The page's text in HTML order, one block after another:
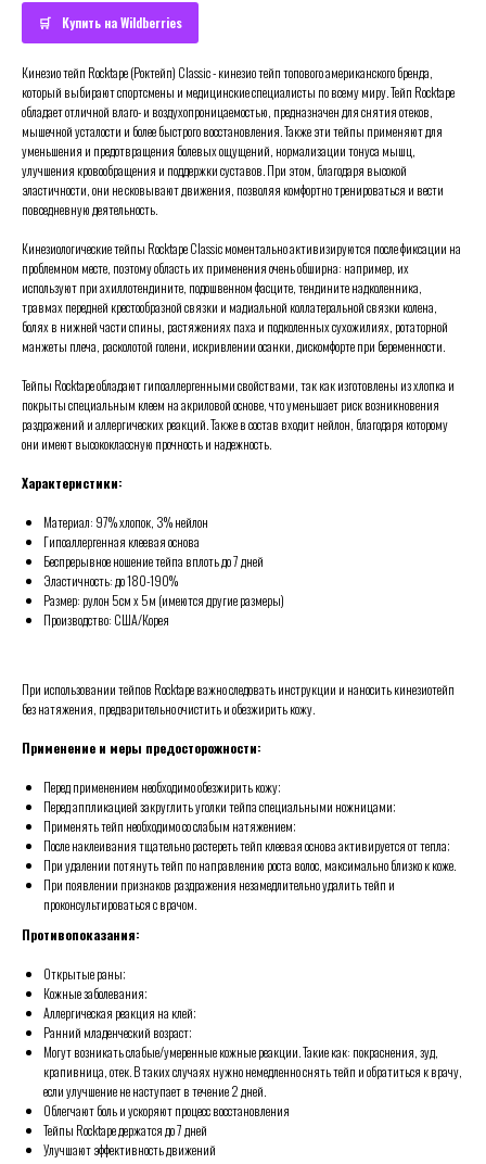
Купить на Wildberries
Кинезио тейп Rocktape (Роктейп) Classic - кинезио тейп топового американского бренда,
который выбирают спортсмены и медицинские специалисты по всему миру. Тейп Rocktape
обладает отличной влаго- и воздухопроницаемостью, предназначен для снятия отеков,
мышечной усталости и более быстрого восстановления. Также эти тейпы применяют для
уменьшения и предотвращения болевых ощущений, нормализации тонуса мышц,
улучшения кровообращения и поддержки суставов. При этом, благодаря высокой
эластичности, они не сковывают движения, позволяя комфортно тренироваться и вести
повседневную деятельность.
Кинезиологические тейпы Rocktape Classic моментально активизируются после фиксации на
проблемном месте, поэтому область их применения очень обширна: например, их
используют при ахиллотендините, подошвенном фасците, тендините надколенника,
травмах передней крестообразной связки и мадиальной коллатеральной связки колена,
болях в нижней части спины, растяжениях паха и подколенных сухожилиях, ротаторной
манжеты плеча, расколотой голени, искривлении осанки, дискомфорте при беременности.
Тейпы Rocktape обладают гипоаллергенными свойствами, так как изготовлены из хлопка и
покрыты специальным клеем на акриловой основе, что уменьшает риск возникновения
раздражений и аллергических реакций. Также в состав входит нейлон, благодаря которому
они имеют высококлассную прочность и надежность.
Характеристики:
Материал: 97% хлопок, 3% нейлон
Гипоаллергенная клеевая основа
Беспрерывное ношение тейпа вплоть до 7 дней
Эластичность: до 180-190%
Размер: рулон 5см х 5м (имеются другие размеры)
Производство: США/Корея
При использовании тейпов Rocktape важно следовать инструкции и наносить кинезиотейп
без натяжения, предварительно очистить и обезжирить кожу.
Применение и меры предосторожности:
Перед применением необходимо обезжирить кожу;
Перед аппликацией закруглить уголки тейпа специальными ножницами;
Применять тейп необходимо со слабым натяжением;
После наклеивания тщательно растереть тейп клеевая основа активируется от тепла;
При удалении потянуть тейп по направлению роста волос, максимально близко к коже.
При появлении признаков раздражения незамедлительно удалить тейп и
проконсультироваться с врачом.
Противопоказания:
Открытые раны;
Кожные заболевания;
Аллергическая реакция на клей;
Ранний младенческий возраст;
Могут возникать слабые/умеренные кожные реакции. Такие как: покраснения, зуд,
крапивница, отек. В таких случаях нужно немедленно снять тейп и обратиться к врачу,
если улучшение не наступает в течение 2 дней.
Облегчают боль и ускоряют процесс восстановления
Тейпы Rocktape держатся до 7 дней
Улучшают эффективность движений